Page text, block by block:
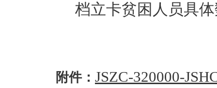
档立卡贫困人员具
附件： JSZC-320000-